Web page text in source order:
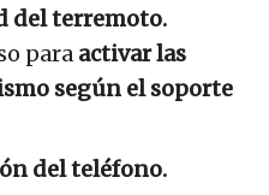
del terremoto.
para activar las
según el soporte
del teléfono.